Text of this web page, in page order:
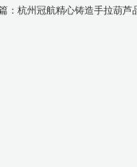
： 杭州冠航精心铸造手拉葫芦